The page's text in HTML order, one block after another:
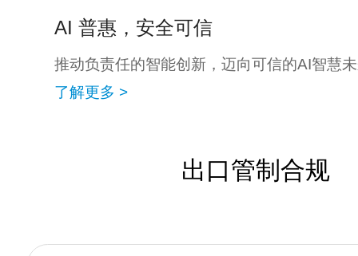
AI 普惠，安全可信
推动负责任的智能创新，迈向可信的AI智慧
了解更多 >
出口管制合规